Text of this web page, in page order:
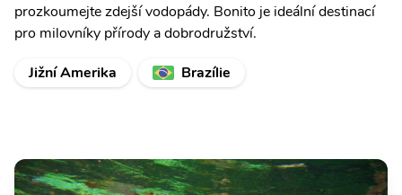
prozkoumejte zdejší vodopády. Bonito je ideální destinací
pro milovníky přírody a dobrodružství.
Jižní Amerika
Brazílie